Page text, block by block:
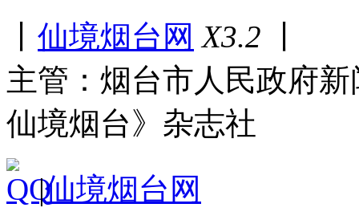
仙境烟台网 X3.2
主管：烟台市人民政府
仙境烟台》杂志社
|仙境烟台网